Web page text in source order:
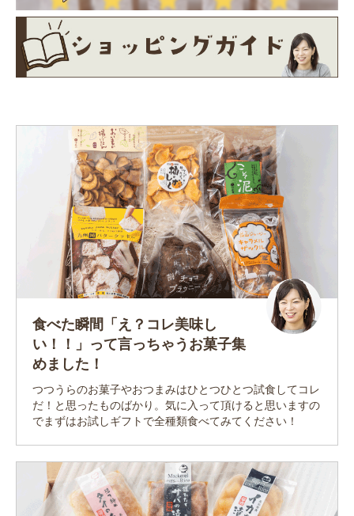
食べた瞬間「え？コレ美味し
い！！」って言っちゃうお菓子集
めました！
つつうらのお菓子やおつまみはひとつひとつ試食してコレ
だ！と思ったものばかり。気に入って頂けると思いますの
でまずはお試しギフトで全種類食べてみてください！